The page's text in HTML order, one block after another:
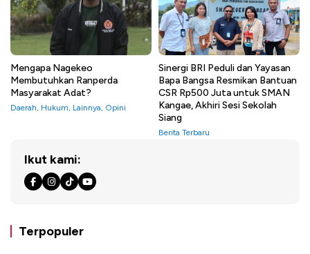
Mengapa Nagekeo
Membutuhkan Ranperda
Masyarakat Adat?
Daerah, Hukum, Lainnya, Opini
Sinergi BRI Peduli dan Yayasan
Bapa Bangsa Resmikan Bantuan
CSR Rp500 Juta untuk SMAN
Kangae, Akhiri Sesi Sekolah
Siang
Berita Terbaru
Ikut kami:
Terpopuler